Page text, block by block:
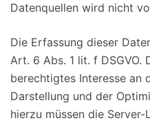
Datenquellen wird nicht
Die Erfassung dieser
Art. 6 Abs. 1 lit. f DSGVO.
berechtigtes Interesse an
Darstellung und der
hierzu müssen die